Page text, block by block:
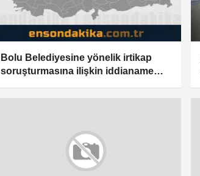
Bolu Belediyesine yönelik irtikap
soruşturmasına ilişkin iddianame